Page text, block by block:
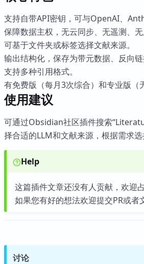
支持自带API密钥，可与OpenAI、
保障数据主权，无云同步、无遥测、无
可基于文件夹或标签选择文献来源。
输出结构化，保存为带元数据、反向链
支持多种引用格式。
有免费版（每月3次综合）和专业版（
使用建议
可通过Obsidian社区插件搜索
择合适的LLM和文献来源，根据需求选
Help
这篇插件文章还没有人贡献，欢迎
如果您有好的想法欢迎提交PR或者
讨论